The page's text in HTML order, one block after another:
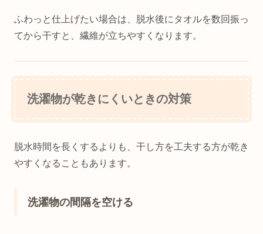
ふわっと仕上げたい場合は、脱水後にタオルを数回振っ
てから干すと、繊維が立ちやすくなります。
洗濯物が乾きにくいときの対策
脱水時間を長くするよりも、干し方を工夫する方が乾き
やすくなることもあります。
洗濯物の間隔を空ける